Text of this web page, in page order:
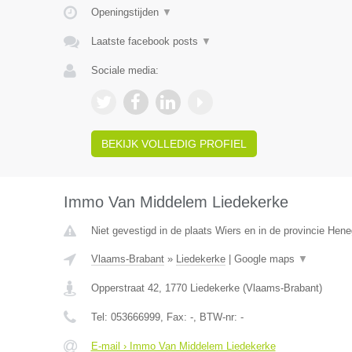
Openingstijden ▼
Laatste facebook posts ▼
Sociale media:
BEKIJK VOLLEDIG PROFIEL
Immo Van Middelem Liedekerke
Niet gevestigd in de plaats Wiers en in de provincie
Vlaams-Brabant» Liedekerke| Google maps ▼
Opperstraat 42, 1770 Liedekerke(Vlaams-Brabant)
Tel: 053666999, Fax: -, BTW-nr: -
E-mail › Immo Van Middelem Liedekerke